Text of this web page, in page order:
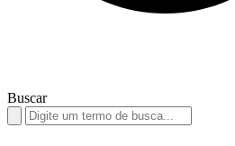
Buscar
Search
for: